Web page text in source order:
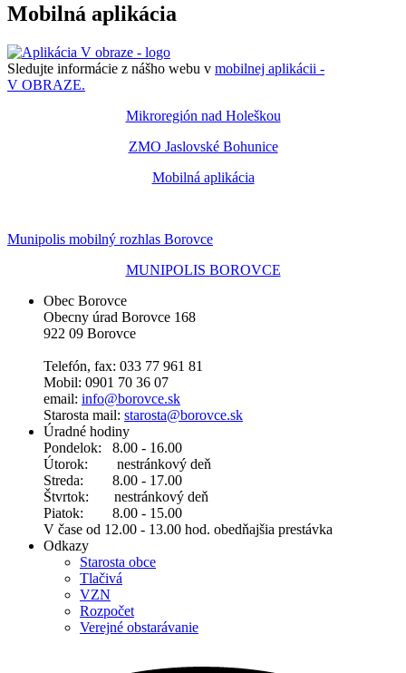
Mobilná aplikácia
Sledujte informácie z nášho webu v mobilnej aplikácii -
V OBRAZE.
Mikroregión nad Holeškou
ZMO Jaslovské Bohunice
Mobilná aplikácia
Munipolis mobilný rozhlas Borovce
MUNIPOLIS BOROVCE
Obec Borovce
Obecny úrad Borovce 168
922 09 Borovce
Telefón, fax: 033 77 961 81
Mobil: 0901 70 36 07
email: info@borovce.sk
Starosta mail: starosta@borovce.sk
Úradné hodiny
Pondelok: 8.00 - 16.00
Útorok: nestránkový deň
Streda: 8.00 - 17.00
Štvrtok: nestránkový deň
Piatok: 8.00 - 15.00
V čase od 12.00 - 13.00 hod. obedňajšia prestávka
Odkazy
Starosta obce
Tlačivá
VZN
Rozpočet
Verejné obstarávanie